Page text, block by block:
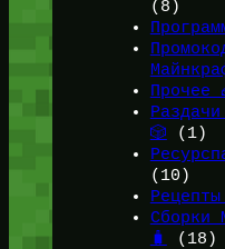
(8)
Прочее
🎲 (1)
(10)
Сборки
🧳
(18)